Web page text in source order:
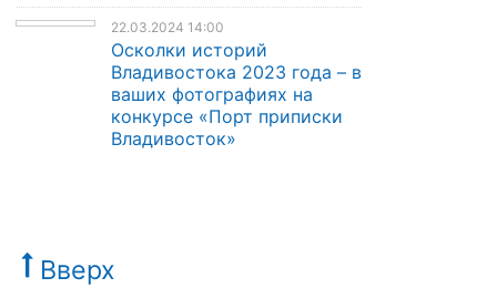
22.03.2024 14:00
Осколки историй
Владивостока 2023 года – в
ваших фотографиях на
конкурсе «Порт приписки
Владивосток»
Вверх